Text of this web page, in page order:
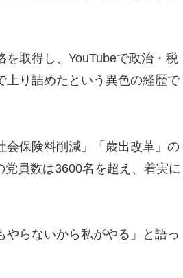
取得し、YouTubeで政治・税
上り詰めたという異色の経歴で
会保険料削減」「歳出改革」の
員数は3600名を超え、着実に
やらないから私がやる」と語っ